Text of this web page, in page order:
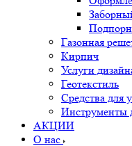
Газонная
Кирпич
Услуги
Геотекстиль
Средства для
Инструменты
АКЦИИ
О нас